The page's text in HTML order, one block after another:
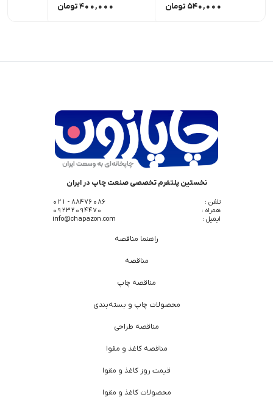
540,000 تومان 400,000تومان
نخستین پلتفرم تخصصی صنعت چاپ در ایران
تلفن :
88476086 - 021
همراه :
09232094470
ایمیل :
info@chapazon.com
راهنما مناقصه
مناقصه
مناقصه چاپ
محصولات چاپ و بسته‌بندی
مناقصه طراحی
مناقصه کاغذ و مقوا
قیمت روز کاغذ و مقوا
محصولات کاغذ و مقوا